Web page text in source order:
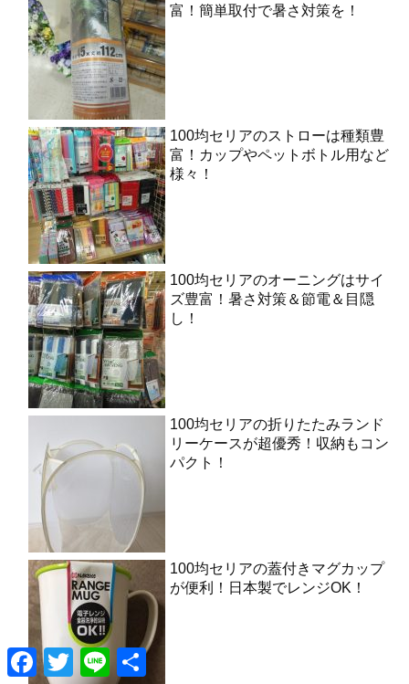
富！簡単取付で暑さ対策を！
100均セリアのストローは種類豊
富！カップやペットボトル用など
様々！
100均セリアのオーニングはサイ
ズ豊富！暑さ対策＆節電＆目隠
し！
100均セリアの折りたたみランド
リーケースが超優秀！収納もコン
パクト！
100均セリアの蓋付きマグカップ
が便利！日本製でレンジOK！
F
a
T
L
共